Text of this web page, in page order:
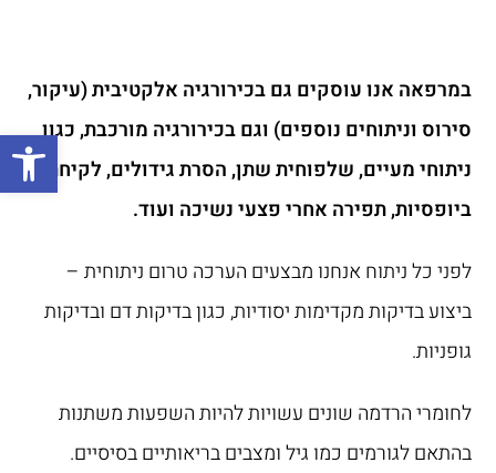
במרפאה אנו עוסקים גם בכירורגיה אלקטיבית (עיקור,
סירוס וניתוחים נוספים) וגם בכירורגיה מורכבת, כגון
ניתוחי מעיים, שלפוחית שתן, הסרת גידולים, לקיחת
ביופסיות, תפירה אחרי פצעי נשיכה ועוד.
לפני כל ניתוח אנחנו מבצעים הערכה טרום ניתוחית –
ביצוע בדיקות מקדימות יסודיות, כגון בדיקות דם ובדיקות
גופניות.
לחומרי הרדמה שונים עשויות להיות השפעות משתנות
בהתאם לגורמים כמו גיל ומצבים בריאותיים בסיסיים.